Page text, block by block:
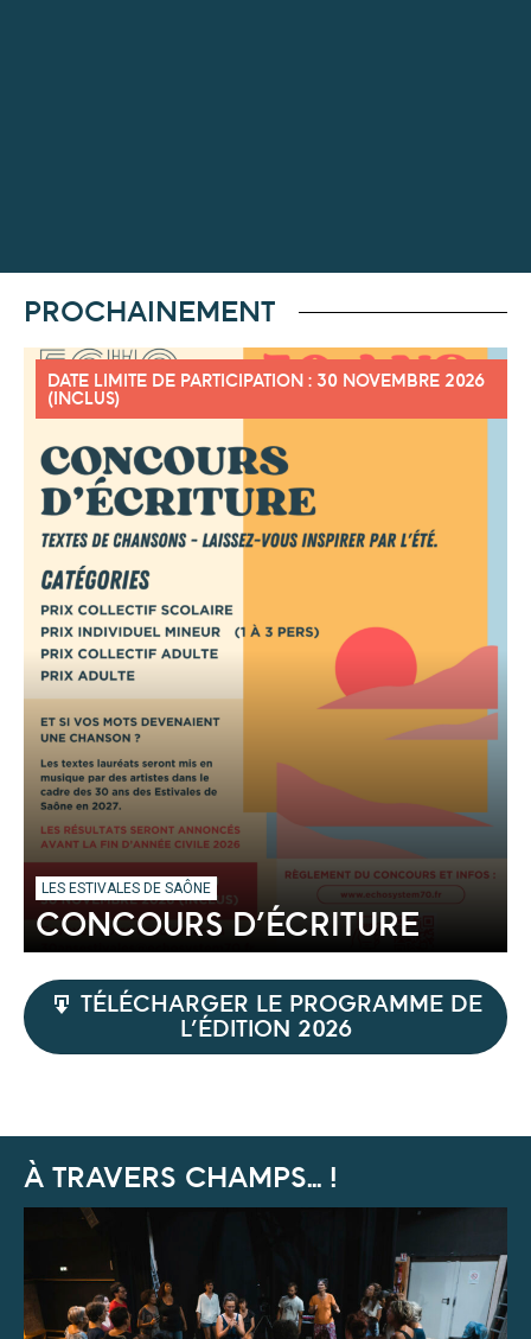
PROCHAINEMENT
DATE LIMITE DE PARTICIPATION : 30 NOVEMBRE 2026
(INCLUS)
LES ESTIVALES DE SAÔNE
CONCOURS D’ÉCRITURE
TÉLÉCHARGER LE PROGRAMME DE
L’ÉDITION 2026
À TRAVERS CHAMPS... !